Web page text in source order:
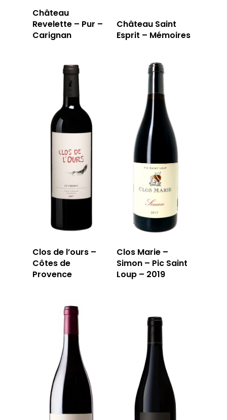
Château
Revelette – Pur –
Carignan
Château Saint
Esprit – Mémoires
Clos de l’ours –
Côtes de
Provence
Clos Marie –
Simon – Pic Saint
Loup – 2019
T: 04 91 33 46 59